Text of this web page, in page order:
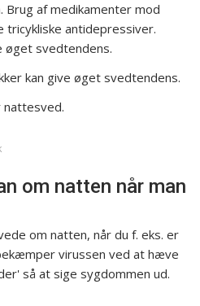
Brug af medikamenter mod
antidepressiver.
øget svedtendens.
kan give øget svedtendens.
om natten når man
om natten, når du f. eks. er
virussen ved at hæve
så at sige sygdommen ud.